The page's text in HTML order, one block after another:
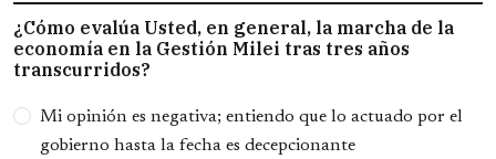
¿Cómo evalúa Usted, en general, la marcha de la
economía en la Gestión Milei tras tres años
transcurridos?
Opciones
Mi opinión es negativa; entiendo que lo actuado por el
gobierno hasta la fecha es decepcionante